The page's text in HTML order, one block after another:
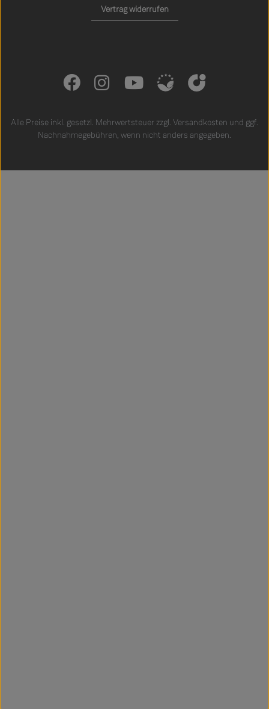
Vertrag widerrufen
Alle Preise inkl. gesetzl. Mehrwertsteuer zzgl. Versandkosten und ggf.
Nachnahmegebühren, wenn nicht anders angegeben.